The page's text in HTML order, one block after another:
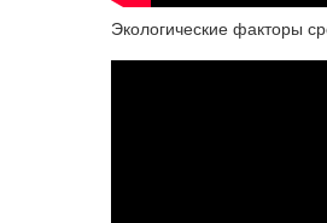
Экологические факторы